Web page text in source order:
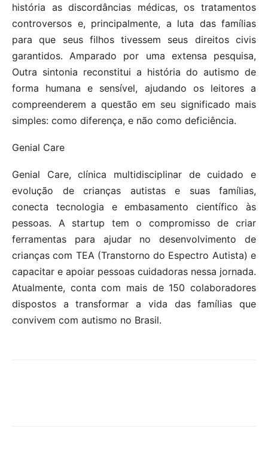
história as discordâncias médicas, os tratamentos
controversos e, principalmente, a luta das famílias
para que seus filhos tivessem seus direitos civis
garantidos. Amparado por uma extensa pesquisa,
Outra sintonia reconstitui a história do autismo de
forma humana e sensível, ajudando os leitores a
compreenderem a questão em seu significado mais
simples: como diferença, e não como deficiência.
Genial Care
Genial Care, clínica multidisciplinar de cuidado e
evolução de crianças autistas e suas famílias,
conecta tecnologia e embasamento científico às
pessoas. A startup tem o compromisso de criar
ferramentas para ajudar no desenvolvimento de
crianças com TEA (Transtorno do Espectro Autista) e
capacitar e apoiar pessoas cuidadoras nessa jornada.
Atualmente, conta com mais de 150 colaboradores
dispostos a transformar a vida das famílias que
convivem com autismo no Brasil.